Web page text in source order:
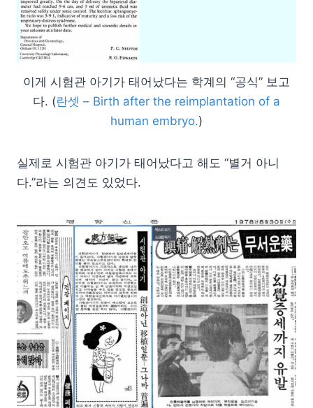
이게 시험관 아기가 태어났다는 학계의 “공식” 보고
다. (란셋 – Birth after the reimplantation of a
human embryo.)
실제로 시험관 아기가 태어났다고 해도 “별거 아니
다.”라는 의견도 있었다.